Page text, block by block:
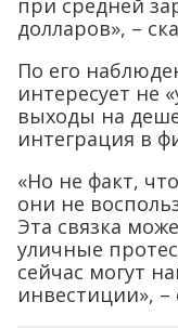
при средней
долларов», –
По его
интересует не
выходы на
интеграция в
«Но не факт,
они не
Эта связка
уличные
сейчас могут
инвестиции», –